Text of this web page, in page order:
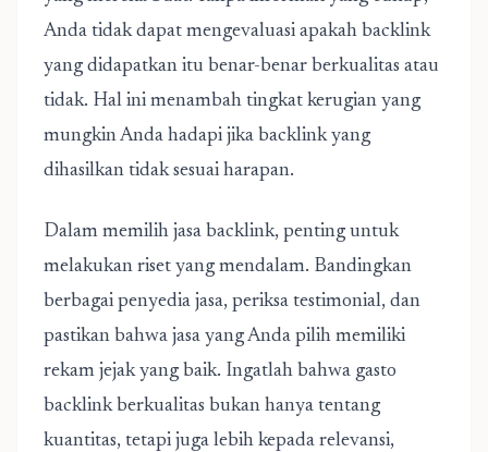
Anda tidak dapat mengevaluasi apakah backlink
yang didapatkan itu benar-benar berkualitas atau
tidak. Hal ini menambah tingkat kerugian yang
mungkin Anda hadapi jika backlink yang
dihasilkan tidak sesuai harapan.
Dalam memilih jasa backlink, penting untuk
melakukan riset yang mendalam. Bandingkan
berbagai penyedia jasa, periksa testimonial, dan
pastikan bahwa jasa yang Anda pilih memiliki
rekam jejak yang baik. Ingatlah bahwa gasto
backlink berkualitas bukan hanya tentang
kuantitas, tetapi juga lebih kepada relevansi,